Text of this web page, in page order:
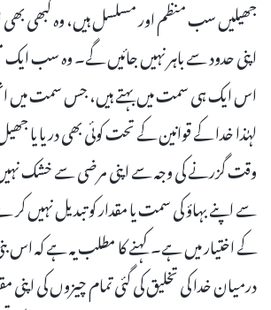
جھیلیں سب منظم اور مسلسل ہیں، وہ کبھی بھی
اپنی حدود سے باہر نہیں جائیں گے۔ وہ سب
اس ایک ہی سمت میں بہتے ہیں، جس سمت میں
لہٰذا خدا کے قوانین کے تحت کوئی بھی دریا یا
وقت گزرنے کی وجہ سے اپنی مرضی سے خشک نہیں
سے اپنے بہاؤ کی سمت یا مقدار کو تبدیل نہیں
کے اختیار میں ہے۔ کہنے کا مطلب یہ ہے کہ اس
درمیان خدا کی تخلیق کی گئی تمام چیزوں کی اپنی